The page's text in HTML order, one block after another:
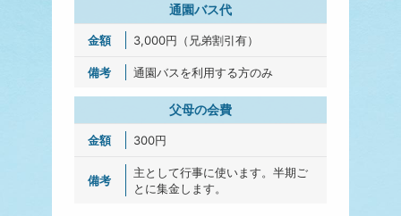
通園バス代
3,000円（兄弟割引有）
通園バスを利用する方のみ
父母の会費
300円
主として行事に使います。半期ご
とに集金します。